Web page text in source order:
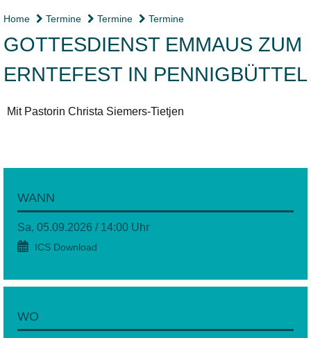
Home Termine Termine Termine
GOTTESDIENST EMMAUS ZUM
ERNTEFEST IN PENNIGBÜTTEL
Mit Pastorin Christa Siemers-Tietjen
WANN
Sa, 05.09.2026 / 14:00 Uhr
ICS Download
WO